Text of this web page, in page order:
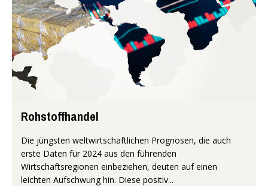
Rohstoffhandel
Die jüngsten weltwirtschaftlichen Prognosen, die auch
erste Daten für 2024 aus den führenden
Wirtschaftsregionen einbeziehen, deuten auf einen
leichten Aufschwung hin. Diese positiv...